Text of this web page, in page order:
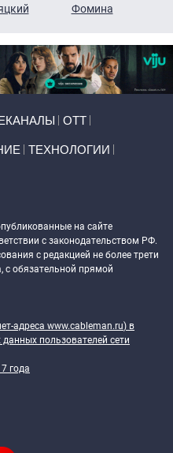
Фомина
ОТТ
ТЕХНОЛОГИИ
на сайте
с законодательством РФ.
с редакцией не более трети
с обязательной прямой
адреса www.cableman.ru) в
пользователей сети
года